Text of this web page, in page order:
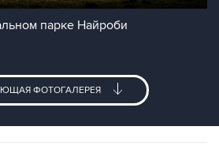
парке Найроби
ФОТОГАЛЕРЕЯ